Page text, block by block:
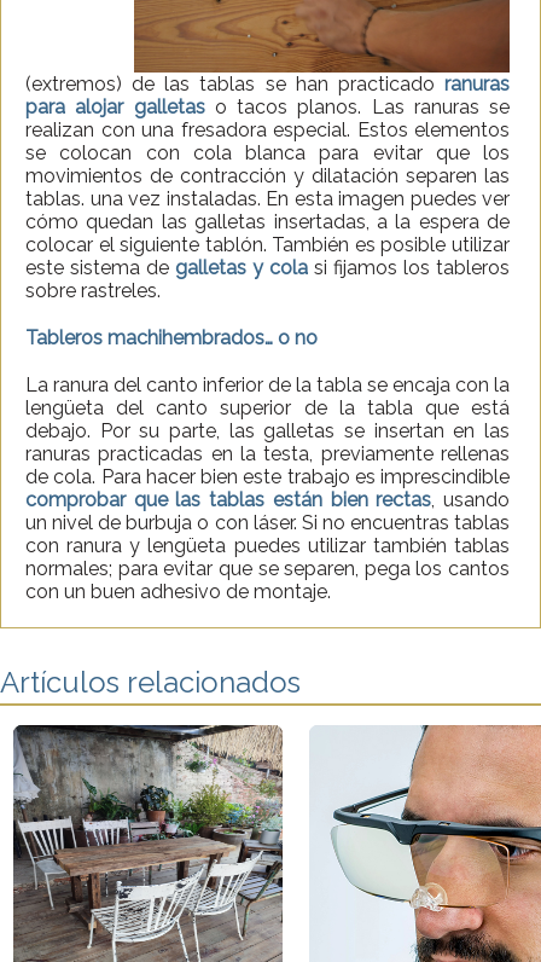
(extremos) de las tablas se han practicado ranuras
para alojar galletaso tacos planos. Las ranuras se
realizan con una fresadora especial. Estos elementos
se colocan con cola blanca para evitar que los
movimientos de contracción y dilatación separen las
tablas. una vez instaladas. En esta imagen puedes ver
cómo quedan las galletas insertadas, a la espera de
colocar el siguiente tablón. También es posible utilizar
este sistema de galletas y cola si fijamos los tableros
sobre rastreles.
Tableros machihembrados… o no
La ranura del canto inferior de la tabla se encaja con la
lengüeta del canto superior de la tabla que está
debajo. Por su parte, las galletas se insertan en las
ranuras practicadas en la testa, previamente rellenas
de cola. Para hacer bien este trabajo es imprescindible
comprobar que las tablas están bien rectas, usando
un nivel de burbuja o con láser. Si no encuentras tablas
con ranura y lengüeta puedes utilizar también tablas
normales; para evitar que se separen, pega los cantos
con un buen adhesivo de montaje.
Artículos relacionados